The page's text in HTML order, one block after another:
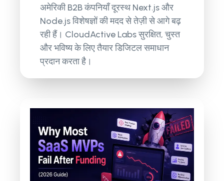
अमेरिकी B2B कंपनियाँ दूरस्थ Next.js और
Node.js विशेषज्ञों की मदद से तेज़ी से आगे बढ़
रही हैं। CloudActive Labs सुरक्षित, चुस्त
और भविष्य के लिए तैयार डिजिटल समाधान
प्रदान करता है।